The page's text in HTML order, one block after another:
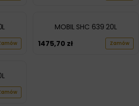
MOBIL SHC 639 20L
1475,70 zł Zamów